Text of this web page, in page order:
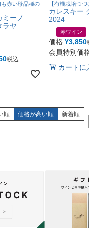
も赤い珍品種の
ミーノ
ラヤ
税込
【有機栽培つ
カレスキー
2024
赤ワイン
価格 ¥3,850
会員特別価
カートに
順 価格が高い順 新着順